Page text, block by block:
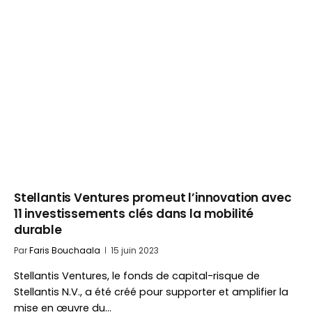
Stellantis Ventures promeut l’innovation avec
11 investissements clés dans la mobilité
durable
ParFaris Bouchaala 15 juin 2023
Stellantis Ventures, le fonds de capital-risque de
Stellantis N.V., a été créé pour supporter et amplifier la
mise en œuvre du…